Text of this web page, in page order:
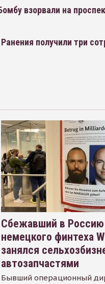
взорвали на
получили три
Сбежавший в Россию
немецкого финтеха
занялся
автозапчастями
Бывший операционный